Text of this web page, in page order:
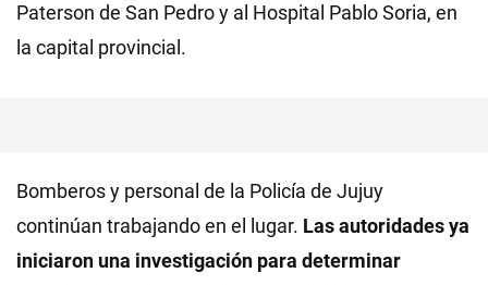
Paterson de San Pedro y al Hospital Pablo Soria, en
la capital provincial.
Bomberos y personal de la Policía de Jujuy
continúan trabajando en el lugar. Las autoridades ya
iniciaron una investigación para determinar